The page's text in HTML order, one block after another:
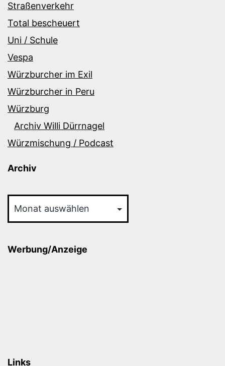
Straßenverkehr
Total bescheuert
Uni / Schule
Vespa
Würzburcher im Exil
Würzburcher in Peru
Würzburg
Archiv Willi Dürrnagel
Würzmischung / Podcast
Archiv
Werbung/Anzeige
Links